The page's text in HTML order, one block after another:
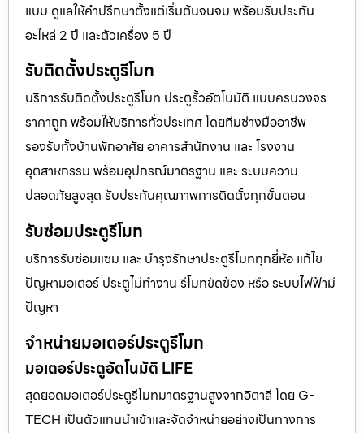
แบบ ดูแลให้คำปรึกษาตั้งแต่เริ่มต้นจนจบ พร้อมรับประกัน
อะไหล่ 2 ปี และตัวเครื่อง 5 ปี
รับติดตั้งประตูรีโมท
บริการรับติดตั้งประตูรีโมท ประตูรั้วอัตโนมัติ แบบครบวงจร
ราคาถูก พร้อมให้บริการทั่วประเทศ โดยทีมช่างมืออาชีพ
รองรับทั้งบ้านพักอาศัย อาคารสำนักงาน และ โรงงาน
อุตสาหกรรม พร้อมอุปกรณ์มาตรฐาน และ ระบบความ
ปลอดภัยสูงสุด รับประกันคุณภาพการติดตั้งทุกขั้นตอน
รับซ่อมประตูรีโมท
บริการรับซ่อมแซม และ บำรุงรักษาประตูรีโมททุกยี่ห้อ แก้ไข
ปัญหามอเตอร์ ประตูไม่ทำงาน รีโมทขัดข้อง หรือ ระบบไฟฟ้ามี
ปัญหา
จำหน่ายมอเตอร์ประตูรีโมท
มอเตอร์ประตูอัตโนมัติ LIFE
สุดยอดมอเตอร์ประตูรีโมทมาตรฐานสูงจากอิตาลี โดย G-
TECH เป็นตัวแทนนำเข้าและจัดจำหน่ายอย่างเป็นทางการ